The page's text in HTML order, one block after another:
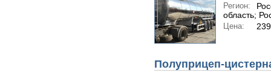
Регион:
область;
Цена:
Полуприцеп-